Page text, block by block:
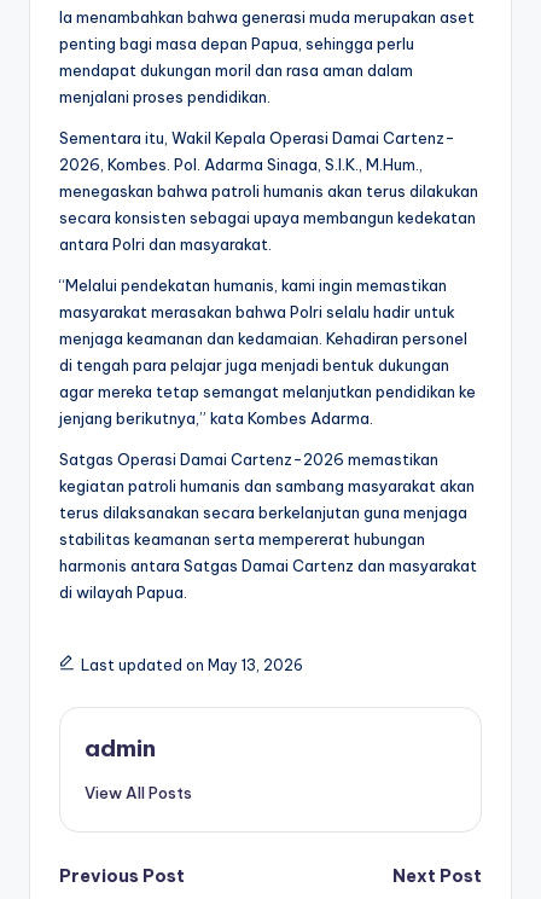
Ia menambahkan bahwa generasi muda merupakan aset
penting bagi masa depan Papua, sehingga perlu
mendapat dukungan moril dan rasa aman dalam
menjalani proses pendidikan.
Sementara itu, Wakil Kepala Operasi Damai Cartenz-
2026, Kombes. Pol. Adarma Sinaga, S.I.K., M.Hum.,
menegaskan bahwa patroli humanis akan terus dilakukan
secara konsisten sebagai upaya membangun kedekatan
antara Polri dan masyarakat.
“Melalui pendekatan humanis, kami ingin memastikan
masyarakat merasakan bahwa Polri selalu hadir untuk
menjaga keamanan dan kedamaian. Kehadiran personel
di tengah para pelajar juga menjadi bentuk dukungan
agar mereka tetap semangat melanjutkan pendidikan ke
jenjang berikutnya,” kata Kombes Adarma.
Satgas Operasi Damai Cartenz-2026 memastikan
kegiatan patroli humanis dan sambang masyarakat akan
terus dilaksanakan secara berkelanjutan guna menjaga
stabilitas keamanan serta mempererat hubungan
harmonis antara Satgas Damai Cartenz dan masyarakat
di wilayah Papua.
Last updated on May 13, 2026
admin
View All Posts
Post
Previous Post Next Post